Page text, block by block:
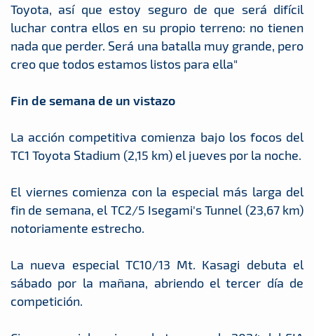
Toyota, así que estoy seguro de que será difícil
luchar contra ellos en su propio terreno: no tienen
nada que perder. Será una batalla muy grande, pero
creo que todos estamos listos para ella"
Fin de semana de un vistazo
La acción competitiva comienza bajo los focos del
TC1 Toyota Stadium (2,15 km) el jueves por la noche.
El viernes comienza con la especial más larga del
fin de semana, el TC2/5 Isegami's Tunnel (23,67 km)
notoriamente estrecho.
La nueva especial TC10/13 Mt. Kasagi debuta el
sábado por la mañana, abriendo el tercer día de
competición.